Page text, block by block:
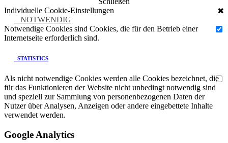
Individuelle Cookie-Einstellungen
✖
NOTWENDIG
Notwendige Cookies sind Cookies, die für den Betrieb einer
Internetseite erforderlich sind.
STATISTICS
Als nicht notwendige Cookies werden alle Cookies bezeichnet, die
für das Funktionieren der Website nicht unbedingt notwendig sind
und speziell zur Sammlung von personenbezogenen Daten der
Nutzer über Analysen, Anzeigen oder andere eingebettete Inhalte
verwendet werden.
Google Analytics